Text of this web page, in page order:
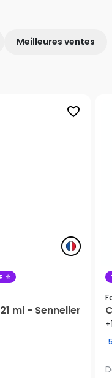
Meilleures ventes
favorite_border
ml - Sennelier